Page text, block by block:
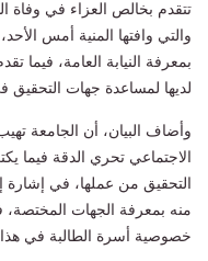
تتقدم بخالص العزاء في وفاة
والتي وافتها المنية أمس
بمعرفة النيابة العامة، فيما
لديها لمساعدة جهات التحقيق
وأضاف البيان، أن الجامعة
الاجتماعي تحري الدقة فيما
التحقيق من عملها، في إشارة
منه بمعرفة الجهات
خصوصية أسرة الطالبة في